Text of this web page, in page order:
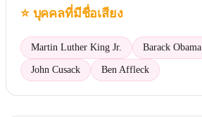
⭐ บุคคลที่มีชื่อเสียง
Martin Luther King Jr. Barack Obama
John Cusack Ben Affleck